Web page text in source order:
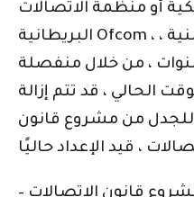
أو منظمة الاتصالات
البريطانية Ofcom ، يمكن تناولها بعد فترة زمنية ،
سبيل المثال 3-4 سنوات ، من خلال منفصلة
الحالي ، قد تتم إزالة
للجدل من مشروع قانون